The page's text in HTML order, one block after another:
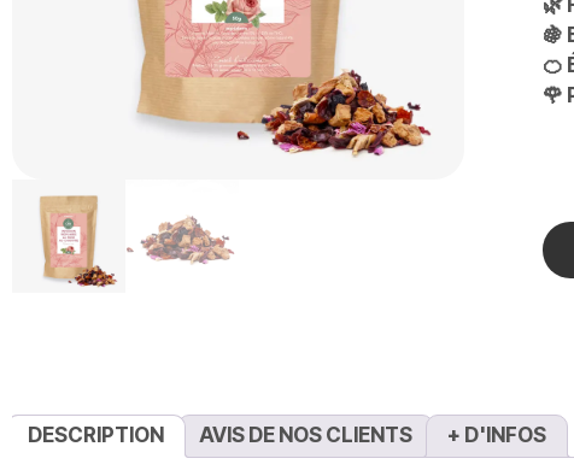
🍇
🍊
🌹
DESCRIPTION AVIS DE NOS CLIENTS + D'INFOS